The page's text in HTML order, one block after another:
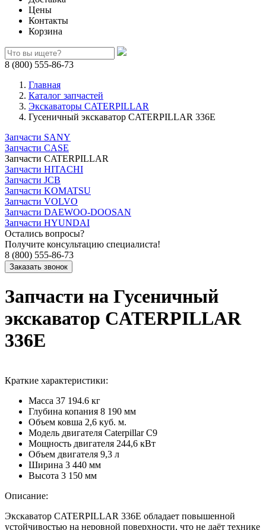
Цены
Контакты
Корзина
8 (800) 555-86-73
Главная
Каталог запчастей
Экскаваторы CATERPILLAR
Гусеничный экскаватор CATERPILLAR 336E
Запчасти SANY
Запчасти CASE
Запчасти CATERPILLAR
Запчасти HITACHI
Запчасти JCB
Запчасти KOMATSU
Запчасти VOLVO
Запчасти DAEWOO-DOOSAN
Запчасти HYUNDAI
Остались вопросы?
Получите консультацию специалиста!
8 (800) 555-86-73
Запчасти на Гусеничный
экскаватор CATERPILLAR
336E
Краткие характеристики:
Масса 37 194.6 кг
Глубина копания 8 190 мм
Объем ковша 2,6 куб. м.
Модель двигателя Caterpillar C9
Мощность двигателя 244,6 кВт
Объем двигателя 9,3 л
Ширина 3 440 мм
Высота 3 150 мм
Описание:
Экскаватор CATERPILLAR 336E обладает повышенной
устойчивостью на неровной поверхности, что не даёт технике